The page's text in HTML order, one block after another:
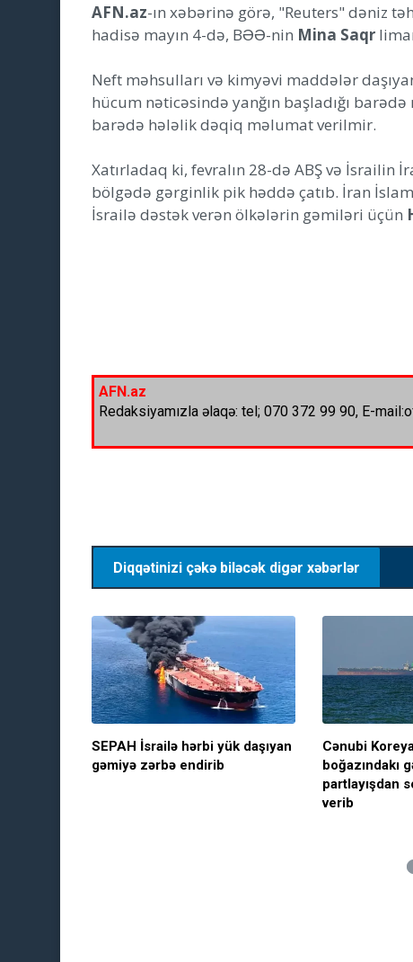
AFN.az-ın xəbərinə görə, "Reuters" dəniz
hadisə mayın 4-də, BƏƏ-nin Mina Saqr
Neft məhsulları və kimyəvi maddələr
hücum nəticəsində yanğın başladığı
barədə hələlik dəqiq məlumat verilmir.
Xatırladaq ki, fevralın 28-də ABŞ və İsrailin
bölgədə gərginlik pik həddə çatıb. İran
İsrailə dəstək verən ölkələrin gəmiləri üçün
AFN.az
Redaksiyamızla əlaqə: tel; 070 372 99 90, E-
Diqqətinizi çəkə biləcək digər xəbərlər
SEPAH İsrailə hərbi yük daşıyan
gəmiyə zərbə endirib
Cənubi
boğazındakı
partlayışdan
verib